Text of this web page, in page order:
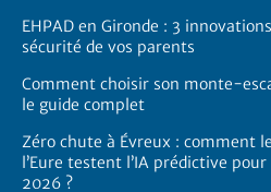
EHPAD en Gironde : 3
sécurité de vos parents
Comment choisir son monte-
le guide complet
Zéro chute à Évreux : comment
l’Eure testent l’IA prédictive
2026 ?